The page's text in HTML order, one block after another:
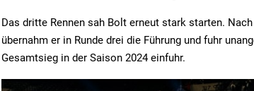
Das dritte Rennen sah Bolt erneut stark starten.
übernahm er in Runde drei die Führung und fuhr
Gesamtsieg in der Saison 2024 einfuhr.